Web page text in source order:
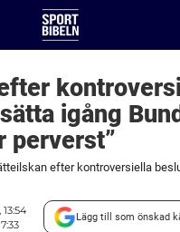
igång
perverst”
Lägg till som önskad